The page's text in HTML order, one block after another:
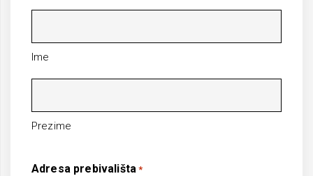
Ime
Prezime
Adresa prebivališta *